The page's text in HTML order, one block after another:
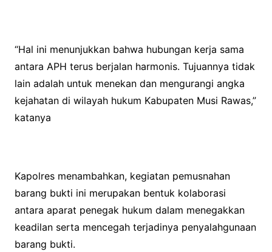
“Hal ini menunjukkan bahwa hubungan kerja sama
antara APH terus berjalan harmonis. Tujuannya tidak
lain adalah untuk menekan dan mengurangi angka
kejahatan di wilayah hukum Kabupaten Musi Rawas,”
katanya
Kapolres menambahkan, kegiatan pemusnahan
barang bukti ini merupakan bentuk kolaborasi
antara aparat penegak hukum dalam menegakkan
keadilan serta mencegah terjadinya penyalahgunaan
barang bukti.